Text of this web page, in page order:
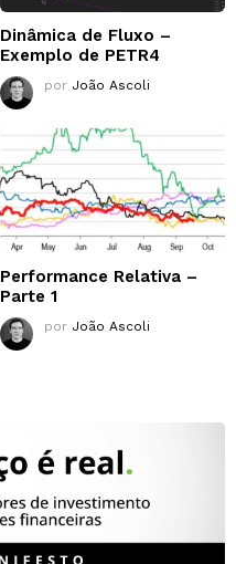
Dinâmica de Fluxo –
Exemplo de PETR4
por João Ascoli
Performance Relativa –
Parte 1
por João Ascoli